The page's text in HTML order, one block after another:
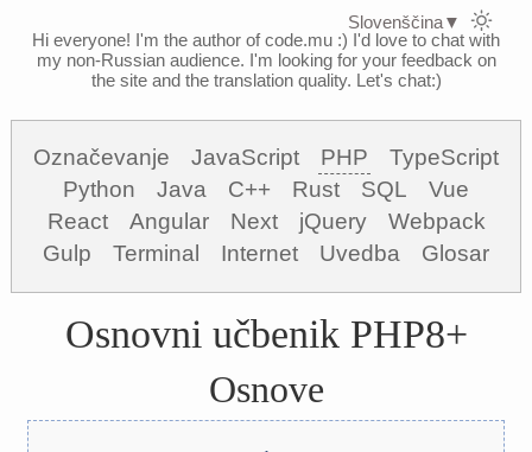
Hi everyone! I'm the author of code.mu :) I'd love to chat with
my non-Russian audience. I'm looking for your feedback on
the site and the translation quality. Let's chat:)
Označevanje JavaScript PHP
TypeScript
Python
Java C++ Rust SQL
Vue
React
Angular Next jQuery
Webpack
Gulp
Terminal Internet Uvedba Glosar
Osnovni učbenik PHP8+
Osnove
Slovenščina▼